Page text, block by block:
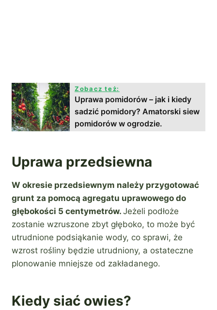
Zobacz też:
Uprawa pomidorów – jak i kiedy
sadzić pomidory? Amatorski siew
pomidorów w ogrodzie.
Uprawa przedsiewna
W okresie przedsiewnym należy przygotować
grunt za pomocą agregatu uprawowego do
głębokości 5 centymetrów. Jeżeli podłoże
zostanie wzruszone zbyt głęboko, to może być
utrudnione podsiąkanie wody, co sprawi, że
wzrost rośliny będzie utrudniony, a ostateczne
plonowanie mniejsze od zakładanego.
Kiedy siać owies?